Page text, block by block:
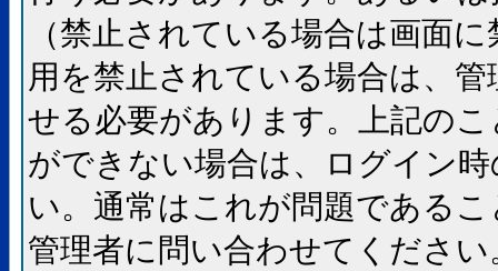
（禁止されている場合は画面
用を禁止されている場合は、
せる必要があります。上記の
ができない場合は、ログイン
い。通常はこれが問題である
管理者に問い合わせてください